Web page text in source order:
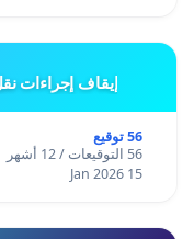
إيقاف إجراءات
56 توقيع
56 التوقيعات / 12 أشهر
15 Jan 2026